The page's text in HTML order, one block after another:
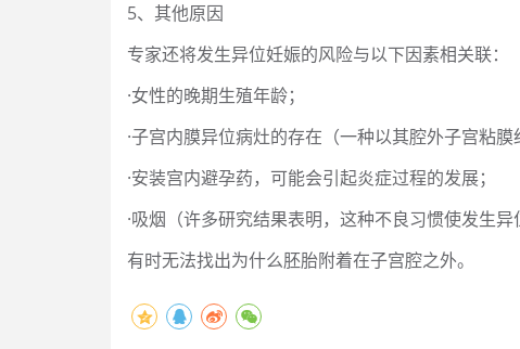
5、其他原因
专家还将发生异位妊娠的风险与以下因素相关联：
·女性的晚期生殖年龄；
·子宫内膜异位病灶的存在（一种以其腔外子宫粘膜
·安装宫内避孕药，可能会引起炎症过程的发展；
·吸烟（许多研究结果表明，这种不良习惯使发生异
有时无法找出为什么胚胎附着在子宫腔之外。